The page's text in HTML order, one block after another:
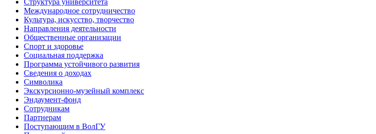
Структура университета
Международное сотрудничество
Культура, искусство, творчество
Направления деятельности
Общественные организации
Спорт и здоровье
Социальная поддержка
Программа устойчивого развития
Сведения о доходах
Символика
Экскурсионно-музейный комплекс
Эндаумент-фонд
Сотрудникам
Партнерам
Поступающим в ВолГУ